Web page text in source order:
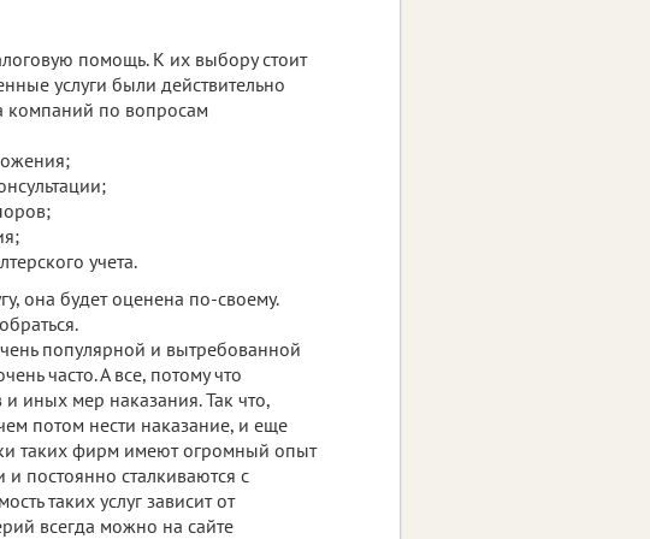
помощь. К их выбору стоит
услуги были действительно
компаний по вопросам
учета.
она будет оценена по-своему.
популярной и вытребованной
часто. А все, потому что
иных мер наказания. Так что,
потом нести наказание, и еще
таких фирм имеют огромный опыт
постоянно сталкиваются с
таких услуг зависит от
всегда можно на сайте